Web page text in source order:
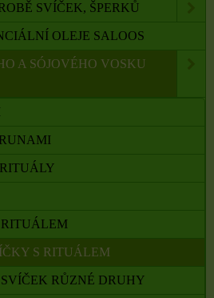
SVÍČEK, ŠPERKŮ
OLEJE SALOOS
A SÓJOVÉHO VOSKU
S RITUÁLEM
RŮZNÉ DRUHY